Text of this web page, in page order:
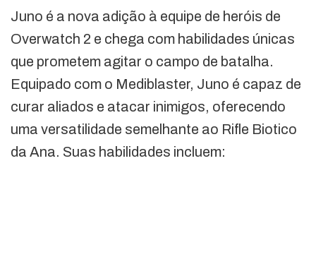
Juno é a nova adição à equipe de heróis de
Overwatch 2 e chega com habilidades únicas
que prometem agitar o campo de batalha.
Equipado com o Mediblaster, Juno é capaz de
curar aliados e atacar inimigos, oferecendo
uma versatilidade semelhante ao Rifle Biotico
da Ana. Suas habilidades incluem: